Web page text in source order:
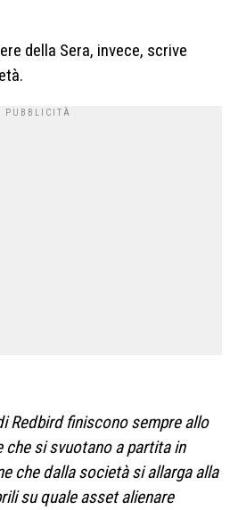
della Sera, invece, scrive
Redbird finiscono sempre allo
si svuotano a partita in
che dalla società si allarga alla
su quale asset alienare